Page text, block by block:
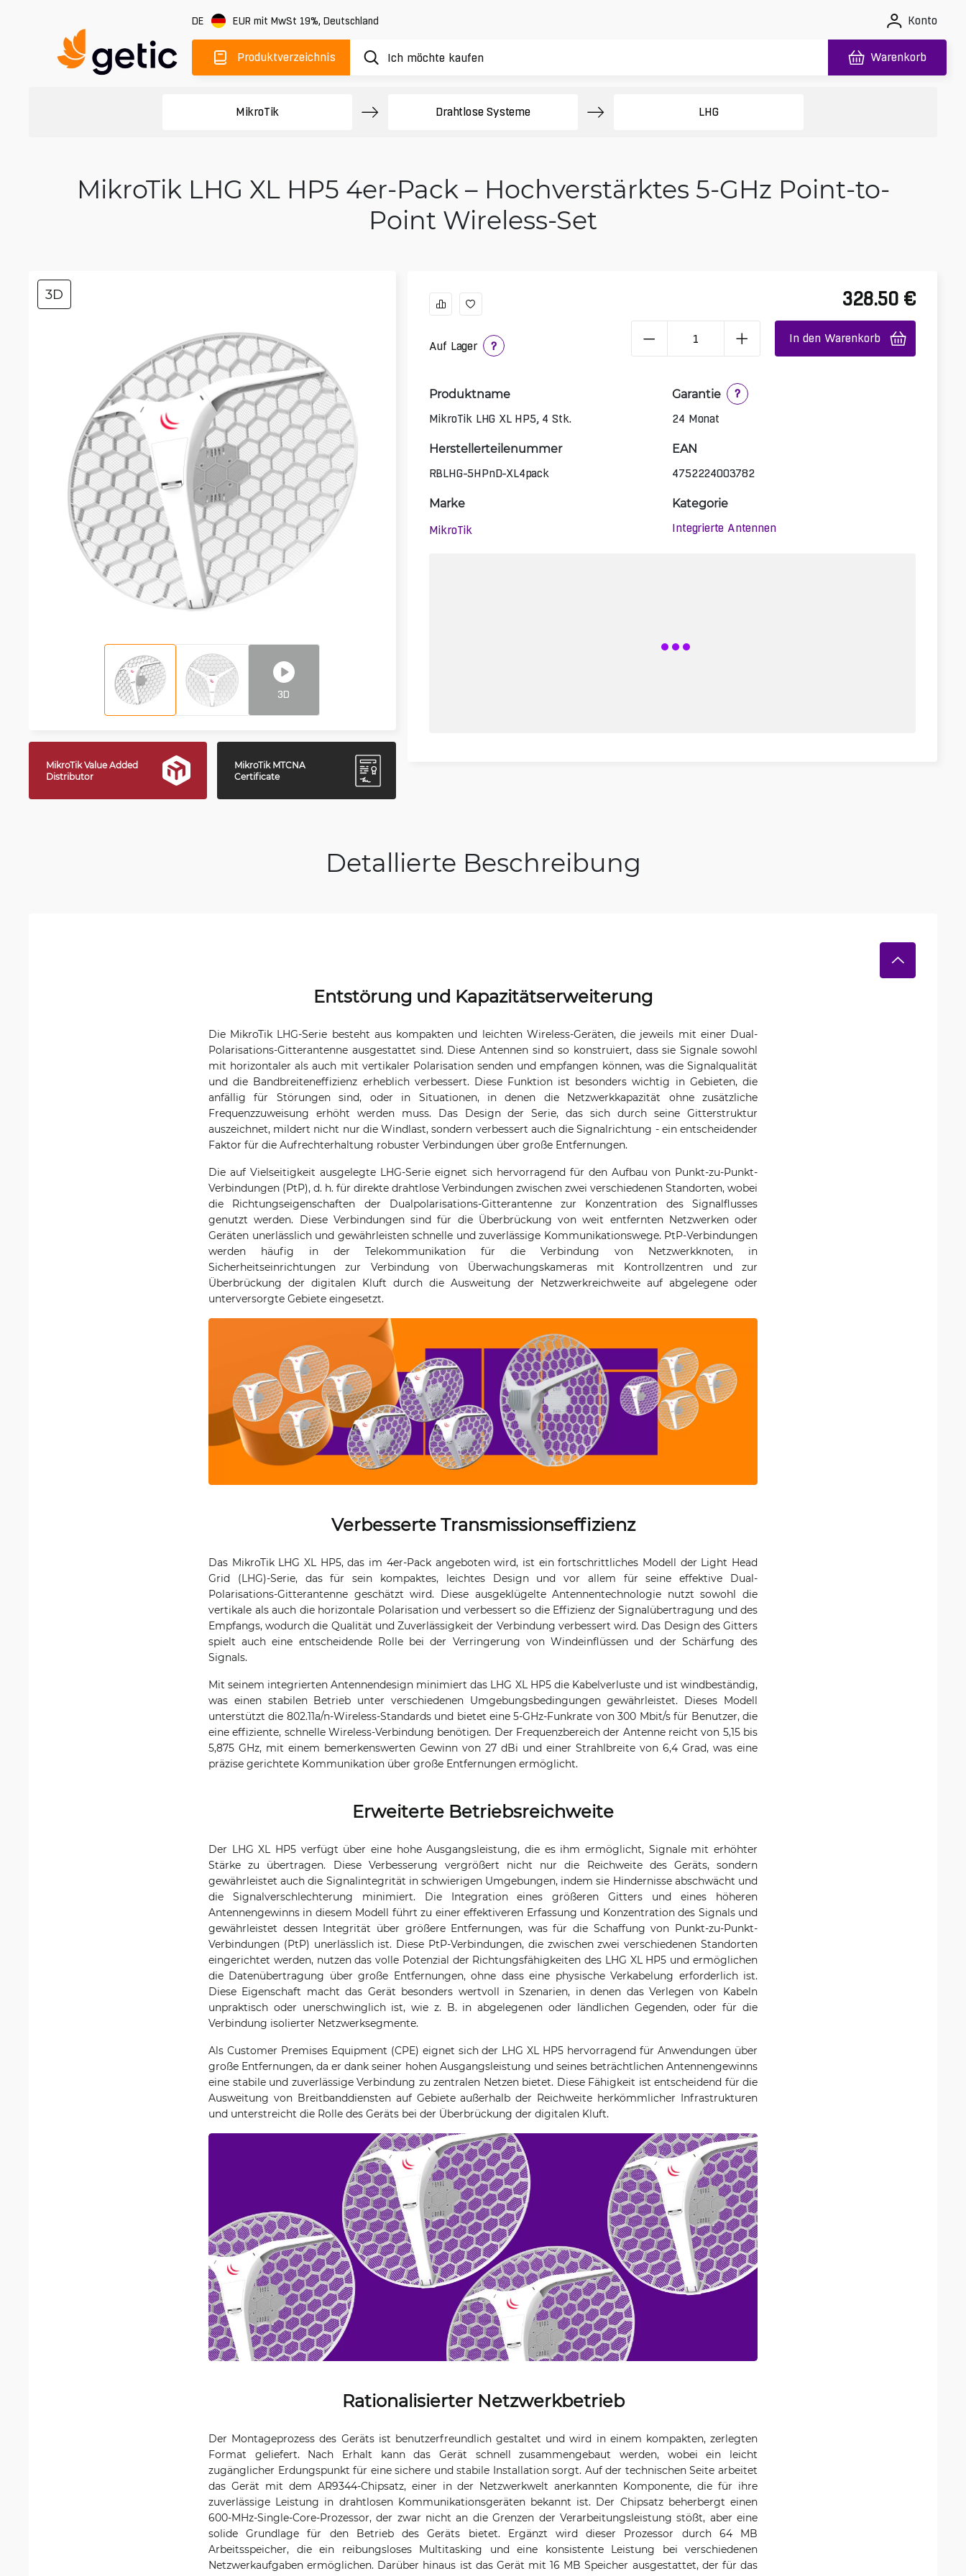
DE EUR mit MwSt 19%, Deutschland Konto
Produktverzeichnis Warenkorb
MikroTik Drahtlose Systeme LHG
MikroTik LHG XL HP5 4er-Pack – Hochverstärktes 5-GHz Point-to-
Point Wireless-Set
3D
3D
MikroTik Value Added
Distributor
MikroTik MTCNA
Certificate
Auf Lager ?
328.50 €
In den Warenkorb
Produktname
MikroTik LHG XL HP5, 4 Stk.
Garantie
?
24 Monat
Herstellerteilenummer
RBLHG-5HPnD-XL4pack
EAN
4752224003782
Marke
MikroTik
Kategorie
Integrierte Antennen
Detallierte Beschreibung
Entstörung und Kapazitätserweiterung
Die MikroTik LHG-Serie besteht aus kompakten und leichten Wireless-Geräten, die jeweils mit einer Dual-
Polarisations-Gitterantenne ausgestattet sind. Diese Antennen sind so konstruiert, dass sie Signale sowohl
mit horizontaler als auch mit vertikaler Polarisation senden und empfangen können, was die Signalqualität
und die Bandbreiteneffizienz erheblich verbessert. Diese Funktion ist besonders wichtig in Gebieten, die
anfällig für Störungen sind, oder in Situationen, in denen die Netzwerkkapazität ohne zusätzliche
Frequenzzuweisung erhöht werden muss. Das Design der Serie, das sich durch seine Gitterstruktur
auszeichnet, mildert nicht nur die Windlast, sondern verbessert auch die Signalrichtung - ein entscheidender
Faktor für die Aufrechterhaltung robuster Verbindungen über große Entfernungen.
Die auf Vielseitigkeit ausgelegte LHG-Serie eignet sich hervorragend für den Aufbau von Punkt-zu-Punkt-
Verbindungen (PtP), d. h. für direkte drahtlose Verbindungen zwischen zwei verschiedenen Standorten, wobei
die Richtungseigenschaften der Dualpolarisations-Gitterantenne zur Konzentration des Signalflusses
genutzt werden. Diese Verbindungen sind für die Überbrückung von weit entfernten Netzwerken oder
Geräten unerlässlich und gewährleisten schnelle und zuverlässige Kommunikationswege. PtP-Verbindungen
werden häufig in der Telekommunikation für die Verbindung von Netzwerkknoten, in
Sicherheitseinrichtungen zur Verbindung von Überwachungskameras mit Kontrollzentren und zur
Überbrückung der digitalen Kluft durch die Ausweitung der Netzwerkreichweite auf abgelegene oder
unterversorgte Gebiete eingesetzt.
Verbesserte Transmissionseffizienz
Das MikroTik LHG XL HP5, das im 4er-Pack angeboten wird, ist ein fortschrittliches Modell der Light Head
Grid (LHG)-Serie, das für sein kompaktes, leichtes Design und vor allem für seine effektive Dual-
Polarisations-Gitterantenne geschätzt wird. Diese ausgeklügelte Antennentechnologie nutzt sowohl die
vertikale als auch die horizontale Polarisation und verbessert so die Effizienz der Signalübertragung und des
Empfangs, wodurch die Qualität und Zuverlässigkeit der Verbindung verbessert wird. Das Design des Gitters
spielt auch eine entscheidende Rolle bei der Verringerung von Windeinflüssen und der Schärfung des
Signals.
Mit seinem integrierten Antennendesign minimiert das LHG XL HP5 die Kabelverluste und ist windbeständig,
was einen stabilen Betrieb unter verschiedenen Umgebungsbedingungen gewährleistet. Dieses Modell
unterstützt die 802.11a/n-Wireless-Standards und bietet eine 5-GHz-Funkrate von 300 Mbit/s für Benutzer, die
eine effiziente, schnelle Wireless-Verbindung benötigen. Der Frequenzbereich der Antenne reicht von 5,15 bis
5,875 GHz, mit einem bemerkenswerten Gewinn von 27 dBi und einer Strahlbreite von 6,4 Grad, was eine
präzise gerichtete Kommunikation über große Entfernungen ermöglicht.
Erweiterte Betriebsreichweite
Der LHG XL HP5 verfügt über eine hohe Ausgangsleistung, die es ihm ermöglicht, Signale mit erhöhter
Stärke zu übertragen. Diese Verbesserung vergrößert nicht nur die Reichweite des Geräts, sondern
gewährleistet auch die Signalintegrität in schwierigen Umgebungen, indem sie Hindernisse abschwächt und
die Signalverschlechterung minimiert. Die Integration eines größeren Gitters und eines höheren
Antennengewinns in diesem Modell führt zu einer effektiveren Erfassung und Konzentration des Signals und
gewährleistet dessen Integrität über größere Entfernungen, was für die Schaffung von Punkt-zu-Punkt-
Verbindungen (PtP) unerlässlich ist. Diese PtP-Verbindungen, die zwischen zwei verschiedenen Standorten
eingerichtet werden, nutzen das volle Potenzial der Richtungsfähigkeiten des LHG XL HP5 und ermöglichen
die Datenübertragung über große Entfernungen, ohne dass eine physische Verkabelung erforderlich ist.
Diese Eigenschaft macht das Gerät besonders wertvoll in Szenarien, in denen das Verlegen von Kabeln
unpraktisch oder unerschwinglich ist, wie z. B. in abgelegenen oder ländlichen Gegenden, oder für die
Verbindung isolierter Netzwerksegmente.
Als Customer Premises Equipment (CPE) eignet sich der LHG XL HP5 hervorragend für Anwendungen über
große Entfernungen, da er dank seiner hohen Ausgangsleistung und seines beträchtlichen Antennengewinns
eine stabile und zuverlässige Verbindung zu zentralen Netzen bietet. Diese Fähigkeit ist entscheidend für die
Ausweitung von Breitbanddiensten auf Gebiete außerhalb der Reichweite herkömmlicher Infrastrukturen
und unterstreicht die Rolle des Geräts bei der Überbrückung der digitalen Kluft.
Rationalisierter Netzwerkbetrieb
Der Montageprozess des Geräts ist benutzerfreundlich gestaltet und wird in einem kompakten, zerlegten
Format geliefert. Nach Erhalt kann das Gerät schnell zusammengebaut werden, wobei ein leicht
zugänglicher Erdungspunkt für eine sichere und stabile Installation sorgt. Auf der technischen Seite arbeitet
das Gerät mit dem AR9344-Chipsatz, einer in der Netzwerkwelt anerkannten Komponente, die für ihre
zuverlässige Leistung in drahtlosen Kommunikationsgeräten bekannt ist. Der Chipsatz beherbergt einen
600-MHz-Single-Core-Prozessor, der zwar nicht an die Grenzen der Verarbeitungsleistung stößt, aber eine
solide Grundlage für den Betrieb des Geräts bietet. Ergänzt wird dieser Prozessor durch 64 MB
Arbeitsspeicher, die ein reibungsloses Multitasking und eine konsistente Leistung bei verschiedenen
Netzwerkaufgaben ermöglichen. Darüber hinaus ist das Gerät mit 16 MB Speicher ausgestattet, der für das